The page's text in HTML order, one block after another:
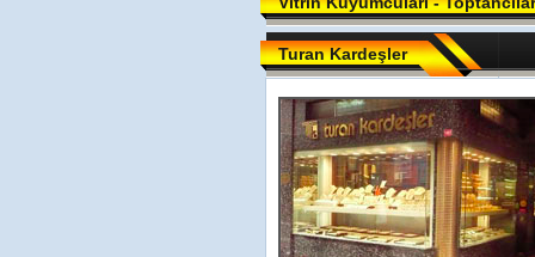
Turan Kardeşler